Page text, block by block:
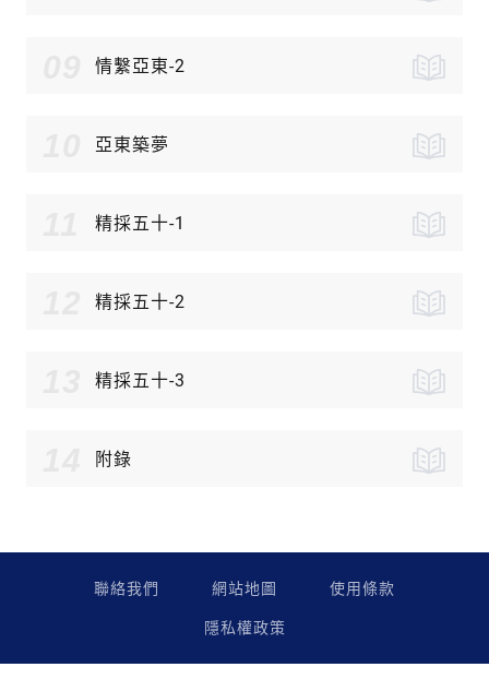
情繫亞東-2
亞東築夢
精採五十-1
精採五十-2
精採五十-3
附錄
聯絡我們 網站地圖
使用條款
隱私權政策